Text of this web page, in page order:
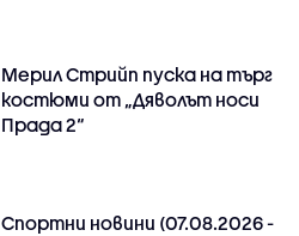
Мерил Стрийп пуска на търг
костюми от „Дяволът носи
Прада 2“
Спортни новини (07.08.2026 -